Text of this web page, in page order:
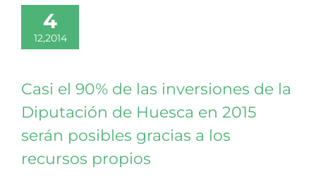
4
12,2014
Casi el 90% de las inversiones de la
Diputación de Huesca en 2015
serán posibles gracias a los
recursos propios